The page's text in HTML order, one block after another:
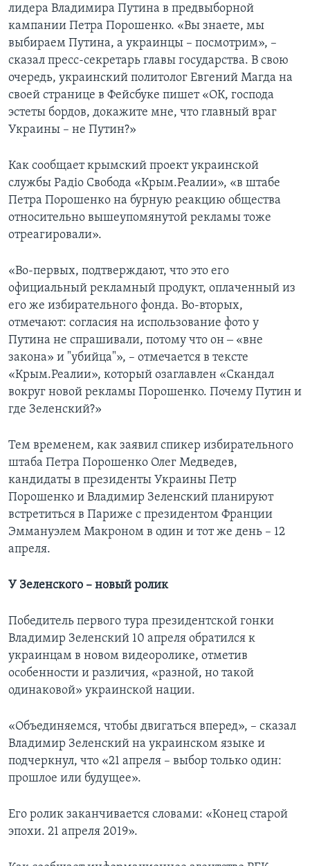
лидера Владимира Путина в предвыборной
кампании Петра Порошенко. «Вы знаете, мы
выбираем Путина, а украинцы – посмотрим», –
сказал пресс-секретарь главы государства. В свою
очередь, украинский политолог Евгений Магда на
своей странице в Фейсбуке пишет «ОК, господа
эстеты бордов, докажите мне, что главный враг
Украины – не Путин?»
Как сообщает крымский проект украинской
службы Радіо Свобода «Крым.Реалии», «в штабе
Петра Порошенко на бурную реакцию общества
относительно вышеупомянутой рекламы тоже
отреагировали».
«Во-первых, подтверждают, что это его
официальный рекламный продукт, оплаченный из
его же избирательного фонда. Во-вторых,
отмечают: согласия на использование фото у
Путина не спрашивали, потому что он ‒ «вне
закона» и "убийца"», – отмечается в тексте
«Крым.Реалии», который озаглавлен «Скандал
вокруг новой рекламы Порошенко. Почему Путин и
где Зеленский?»
Тем временем, как заявил спикер избирательного
штаба Петра Порошенко Олег Медведев,
кандидаты в президенты Украины Петр
Порошенко и Владимир Зеленский планируют
встретиться в Париже с президентом Франции
Эммануэлем Макроном в один и тот же день – 12
апреля.
У Зеленского – новый ролик
Победитель первого тура президентской гонки
Владимир Зеленский 10 апреля обратился к
украинцам в новом видеоролике, отметив
особенности и различия, «разной, но такой
одинаковой» украинской нации.
«Объединяемся, чтобы двигаться вперед», – сказал
Владимир Зеленский на украинском языке и
подчеркнул, что «21 апреля – выбор только один:
прошлое или будущее».
Его ролик заканчивается словами: «Конец старой
эпохи. 21 апреля 2019».